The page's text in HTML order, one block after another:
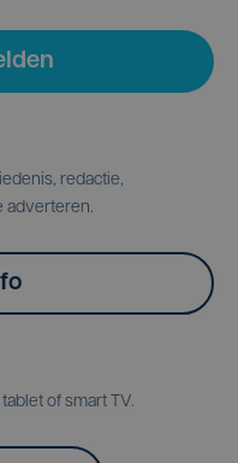
redactie,
adverteren.
of smart TV.